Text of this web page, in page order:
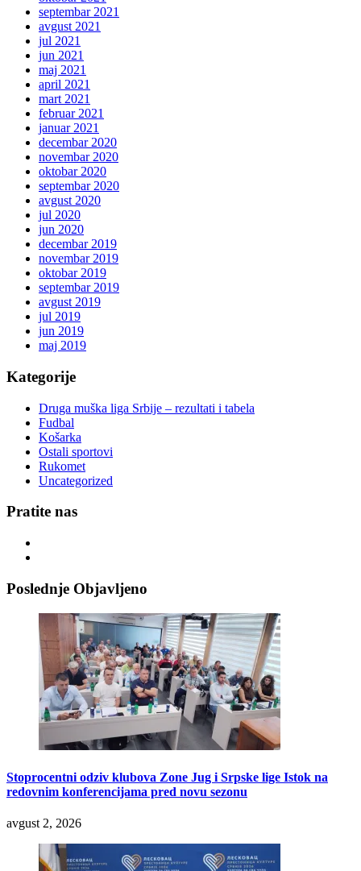
septembar 2021
avgust 2021
jul 2021
jun 2021
maj 2021
april 2021
mart 2021
februar 2021
januar 2021
decembar 2020
novembar 2020
oktobar 2020
septembar 2020
avgust 2020
jul 2020
jun 2020
decembar 2019
novembar 2019
oktobar 2019
septembar 2019
avgust 2019
jul 2019
jun 2019
maj 2019
Kategorije
Druga muška liga Srbije – rezultati i tabela
Fudbal
Košarka
Ostali sportovi
Rukomet
Uncategorized
Pratite nas
Poslednje Objavljeno
Stoprocentni odziv klubova Zone Jug i Srpske lige Istok na
redovnim konferencijama pred novu sezonu
avgust 2, 2026